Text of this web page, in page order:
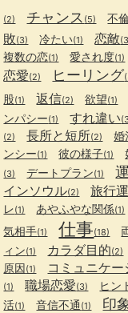
(2) チャンス (5) 不
敗(3) 冷たい(1) 恋敵
複数の恋(1) 愛され度(1)
恋愛(2) ヒーリング
股(1) 返信(2) 欲望(1)
ンパシー(1) すれ違い
(2) 長所と短所(2) 婚
ンシー(1) 彼の様子(1)
(3) デートプラン(1)
インソウル(2) 旅行運
レ(1) あやふやな関係(1)
気相手(1) 仕事(18)
ィン(1) カラダ目的(2)
原因(1) コミュニケー
(1) 職場恋愛(3) ヒン
活(1) 音信不通 (1) 印象